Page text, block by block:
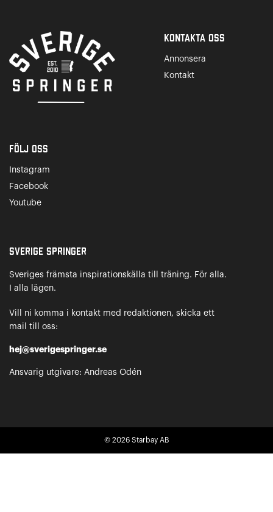
Kontakta Oss
Annonsera
Kontakt
Följ oss
Instagram
Facebook
Youtube
Sverige Springer
Sveriges främsta inspirationskälla till träning. För alla.
I alla lägen.
Vill ni komma i kontakt med redaktionen, skicka ett
mail till oss:
hej@sverigespringer.se
Ansvarig utgivare: Andreas Odén
© 2026 Starbay AB